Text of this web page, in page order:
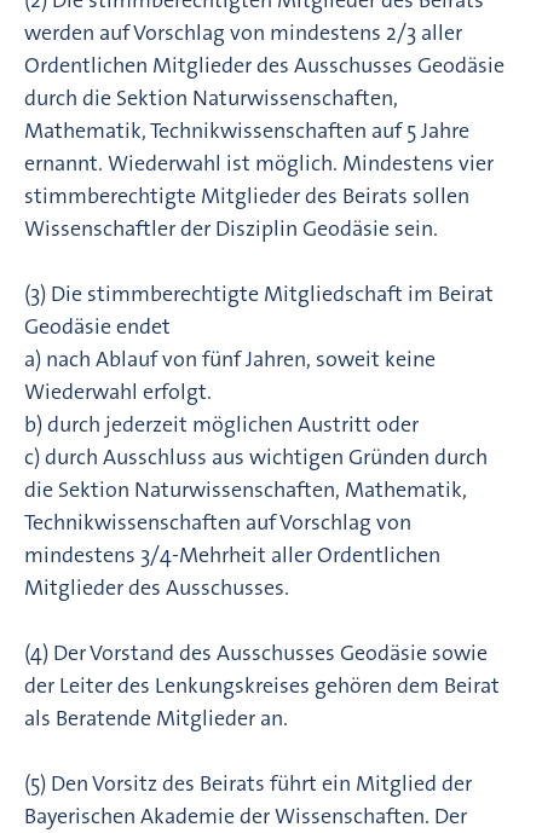
werden auf Vorschlag von mindestens 2/3 aller
Ordentlichen Mitglieder des Ausschusses Geodäsie
durch die Sektion Naturwissenschaften,
Mathematik, Technikwissenschaften auf 5 Jahre
ernannt. Wiederwahl ist möglich. Mindestens vier
stimmberechtigte Mitglieder des Beirats sollen
Wissenschaftler der Disziplin Geodäsie sein.
(3) Die stimmberechtigte Mitgliedschaft im Beirat
Geodäsie endet
a) nach Ablauf von fünf Jahren, soweit keine
Wiederwahl erfolgt.
b) durch jederzeit möglichen Austritt oder
c) durch Ausschluss aus wichtigen Gründen durch
die Sektion Naturwissenschaften, Mathematik,
Technikwissenschaften auf Vorschlag von
mindestens 3/4-Mehrheit aller Ordentlichen
Mitglieder des Ausschusses.
(4) Der Vorstand des Ausschusses Geodäsie sowie
der Leiter des Lenkungskreises gehören dem Beirat
als Beratende Mitglieder an.
(5) Den Vorsitz des Beirats führt ein Mitglied der
Bayerischen Akademie der Wissenschaften. Der